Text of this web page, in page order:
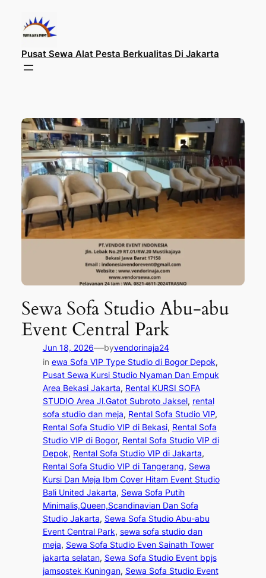
konten
Pusat Sewa Alat Pesta Berkualitas Di Jakarta
Sewa Sofa Studio Abu-abu
Event Central Park
Jun 18, 2026—byvendorinaja24
in ewa Sofa VIP Type Studio di Bogor Depok
Pusat Sewa Kursi Studio Nyaman Dan Empuk
Area Bekasi Jakarta, Rental KURSI SOFA
STUDIO Area Jl.Gatot Subroto Jaksel, rental
sofa studio dan meja, Rental Sofa Studio VIP
Rental Sofa Studio VIP di Bekasi, Rental Sofa
Studio VIP di Bogor, Rental Sofa Studio VIP di
Depok, Rental Sofa Studio VIP di Jakarta
Rental Sofa Studio VIP di Tangerang, Sewa
Kursi Dan Meja Ibm Cover Hitam Event Studio
Bali United Jakarta, Sewa Sofa Putih
Minimalis,Queen,Scandinavian Dan Sofa
Studio Jakarta, Sewa Sofa Studio Abu-abu
Event Central Park, sewa sofa studio dan
meja, Sewa Sofa Studio Even Sainath Tower
jakarta selatan, Sewa Sofa Studio Event bpjs
jamsostek Kuningan, Sewa Sofa Studio Event